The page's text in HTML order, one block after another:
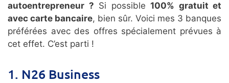
autoentrepreneur ? Si possible 100% gratuit et
avec carte bancaire, bien sûr. Voici mes 3 banques
préférées avec des offres spécialement prévues à
cet effet. C’est parti !
1. N26 Business